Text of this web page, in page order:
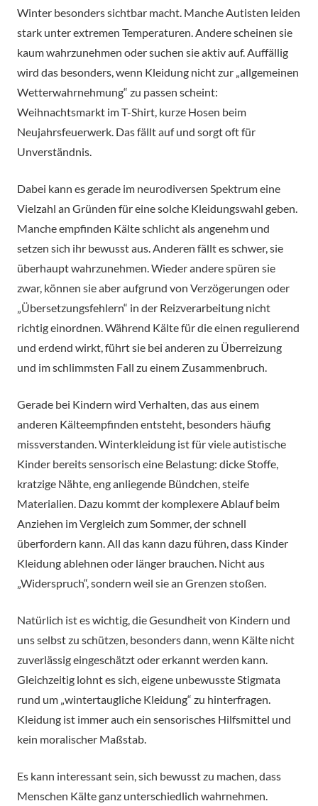
Winter besonders sichtbar macht. Manche Autisten leiden
stark unter extremen Temperaturen. Andere scheinen sie
kaum wahrzunehmen oder suchen sie aktiv auf. Auffällig
wird das besonders, wenn Kleidung nicht zur „allgemeinen
Wetterwahrnehmung“ zu passen scheint:
Weihnachtsmarkt im T-Shirt, kurze Hosen beim
Neujahrsfeuerwerk. Das fällt auf und sorgt oft für
Unverständnis.
Dabei kann es gerade im neurodiversen Spektrum eine
Vielzahl an Gründen für eine solche Kleidungswahl geben.
Manche empfinden Kälte schlicht als angenehm und
setzen sich ihr bewusst aus. Anderen fällt es schwer, sie
überhaupt wahrzunehmen. Wieder andere spüren sie
zwar, können sie aber aufgrund von Verzögerungen oder
„Übersetzungsfehlern“ in der Reizverarbeitung nicht
richtig einordnen. Während Kälte für die einen regulierend
und erdend wirkt, führt sie bei anderen zu Überreizung
und im schlimmsten Fall zu einem Zusammenbruch.
Gerade bei Kindern wird Verhalten, das aus einem
anderen Kälteempfinden entsteht, besonders häufig
missverstanden. Winterkleidung ist für viele autistische
Kinder bereits sensorisch eine Belastung: dicke Stoffe,
kratzige Nähte, eng anliegende Bündchen, steife
Materialien. Dazu kommt der komplexere Ablauf beim
Anziehen im Vergleich zum Sommer, der schnell
überfordern kann. All das kann dazu führen, dass Kinder
Kleidung ablehnen oder länger brauchen. Nicht aus
„Widerspruch“, sondern weil sie an Grenzen stoßen.
Natürlich ist es wichtig, die Gesundheit von Kindern und
uns selbst zu schützen, besonders dann, wenn Kälte nicht
zuverlässig eingeschätzt oder erkannt werden kann.
Gleichzeitig lohnt es sich, eigene unbewusste Stigmata
rund um „wintertaugliche Kleidung“ zu hinterfragen.
Kleidung ist immer auch ein sensorisches Hilfsmittel und
kein moralischer Maßstab.
Es kann interessant sein, sich bewusst zu machen, dass
Menschen Kälte ganz unterschiedlich wahrnehmen.